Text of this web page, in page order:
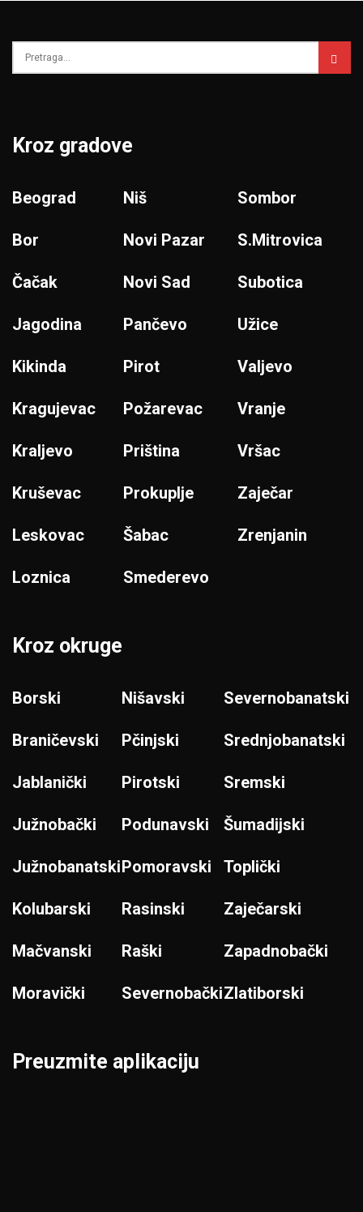
Kroz gradove
Beograd
Bor
Čačak
Jagodina
Kikinda
Kragujevac
Kraljevo
Kruševac
Leskovac
Loznica
Niš
Novi Pazar
Novi Sad
Pančevo
Pirot
Požarevac
Priština
Prokuplje
Šabac
Smederevo
Sombor
S.Mitrovica
Subotica
Užice
Valjevo
Vranje
Vršac
Zaječar
Zrenjanin
Kroz okruge
Borski
Braničevski
Jablanički
Južnobački
Južnobanatski
Kolubarski
Mačvanski
Moravički
Nišavski
Pčinjski
Pirotski
Podunavski
Pomoravski
Rasinski
Raški
Severnobački
Severnobanatski
Srednjobanatski
Sremski
Šumadijski
Toplički
Zaječarski
Zapadnobački
Zlatiborski
Preuzmite aplikaciju